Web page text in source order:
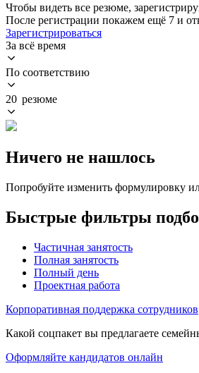
Чтобы видеть все резюме,
После регистрации покажем ещё 7 и
Зарегистрироваться
За всё время
По соответствию
20 резюме
Ничего не нашлось
Попробуйте изменить формулировку
Быстрые фильтры
Частичная занятость
Полная занятость
Полный день
Проектная работа
Корпоративная поддержка сотрудников
Какой соцпакет вы предлагаете
Оформляйте кандидатов онлайн